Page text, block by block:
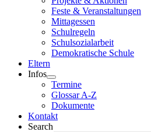
Feste & Veranstaltungen
Mittagessen
Schulregeln
Schulsozialarbeit
Demokratische Schule
Eltern
Infos
Termine
Glossar A-Z
Dokumente
Kontakt
Search